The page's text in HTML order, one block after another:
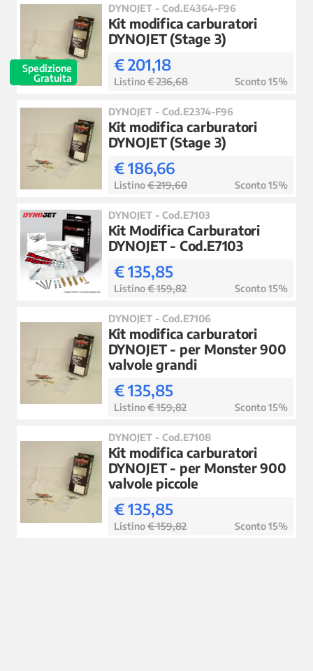
Spedizione
Gratuita
DYNOJET - Cod.E4364-F96
Kit modifica carburatori
DYNOJET (Stage 3)
€ 201,18
Listino€ 236,68 Sconto 15%
DYNOJET - Cod.E2374-F96
Kit modifica carburatori
DYNOJET (Stage 3)
€ 186,66
Listino€ 219,60 Sconto 15%
DYNOJET - Cod.E7103
Kit Modifica Carburatori
DYNOJET - Cod.E7103
€ 135,85
Listino€ 159,82 Sconto 15%
DYNOJET - Cod.E7106
Kit modifica carburatori
DYNOJET - per Monster 900
valvole grandi
€ 135,85
Listino€ 159,82 Sconto 15%
DYNOJET - Cod.E7108
Kit modifica carburatori
DYNOJET - per Monster 900
valvole piccole
€ 135,85
Listino€ 159,82 Sconto 15%